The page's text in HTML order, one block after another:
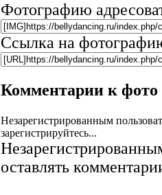
Фотографию
Ссылка на
Комментарии к фото
Незарегистрированным
зарегистрируйтесь...
оставлять